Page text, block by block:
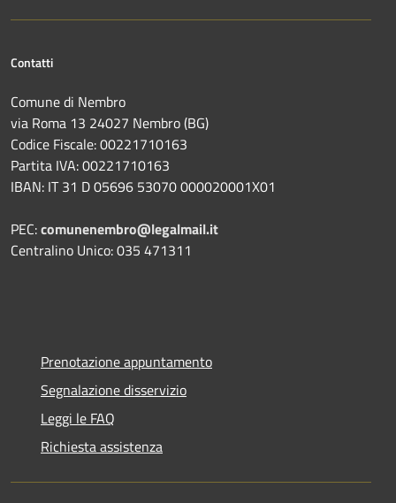
Contatti
Comune di Nembro
via Roma 13 24027 Nembro (BG)
Codice Fiscale: 00221710163
Partita IVA: 00221710163
IBAN: IT 31 D 05696 53070 000020001X01
PEC:comunenembro@legalmail.it
Centralino Unico: 035 471311
Prenotazione appuntamento
Segnalazione disservizio
Leggi le FAQ
Richiesta assistenza